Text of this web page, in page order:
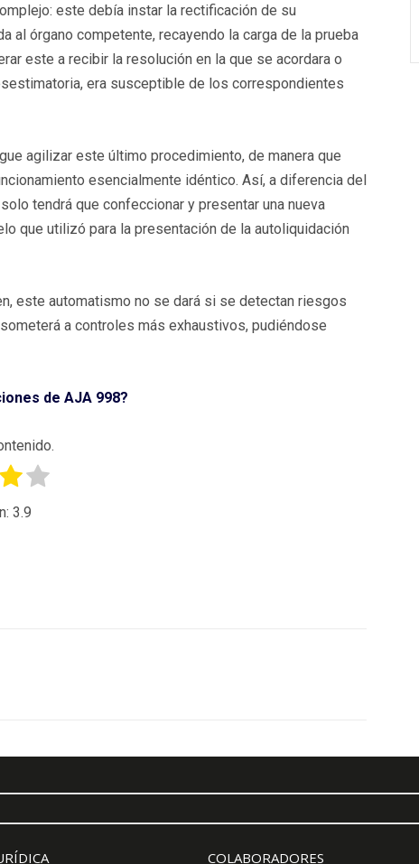
este debía instar la rectificación de su
al órgano competente, recayendo la carga de la prueba
este a recibir la resolución en la que se acordara o
era susceptible de los correspondientes
agilizar este último procedimiento, de manera que
esencialmente idéntico. Así, a diferencia del
tendrá que confeccionar y presentar una nueva
que utilizó para la presentación de la autoliquidación
este automatismo no se dará si se detectan riesgos
a controles más exhaustivos, pudiéndose
de AJA 998?
3.9
COLABORADORES